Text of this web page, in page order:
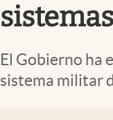
El Gobierno ha
sistema militar